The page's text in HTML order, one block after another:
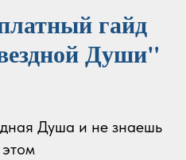
гайд
Души"
Душа и не знаешь